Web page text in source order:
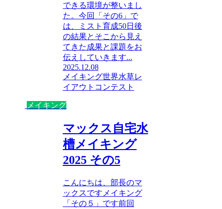
できる環境が整いまし
た。今回「その6」で
は、ミスト育成50日後
の結果とそこから見え
てきた成果と課題をお
伝えしていきます...
2025.12.08
メイキング世界水草レ
イアウトコンテスト
メイキング
マックス自宅水
槽メイキング
2025 その5
こんにちは、部長のマ
ックスですメイキング
「その５」です前回